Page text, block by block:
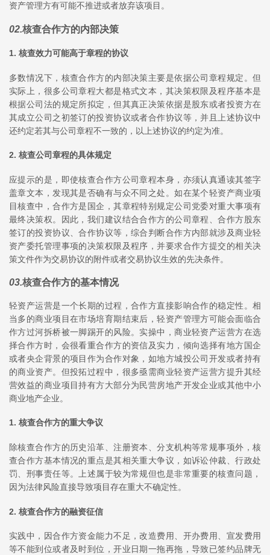
资产管理方有可能不推进或者放弃该项目。
02 核查合作方的内部决策
1. 核查效力可能高于章程的协议
多数情况下，核查合作方的内部决策主要是依据公司章程规定。但
实际上，很多公司章程大都是格式文本，其决策权限及程序基本是
根据公司法的规定所拟定，但其真正决策依据是股东或者投资方在
其成立公司之初签订的投资协议或者合作协议等，并且上述协议中
还约定若其与公司章程不一致的，以上述协议的约定为准。
2. 核查公司章程的具体规定
应提示的是，即使核查合作方公司章程本身，亦须认真通读其签字
盖章文本，发现其是否确有与众不同之处。如在某个轻资产商业项
目核查中，合作方是国企，其章程特别规定公司党委对重大事项有
最终决策权。因此，我们建议结合合作方的公司章程、合作方股东
签订的投资协议、合作协议等，综合判断合作方内部就涉及商业轻
资产委托管理事项的决策权限及程序，并要求合作方提交的相关决
策文件作为交易协议的附件或者交易协议生效的先决条件。
03.核查合作方的基本情况
轻资产运营是一个长期的过程，合作方直接影响合作的稳定性。相
当多的商业项目在市场培育期结束后，轻资产管理方可能会面临合
作方过河拆桥被一脚踢开的风险。实操中，商业轻资产运营方在选
择合作方时，会很看重合作方的资信及实力，倾向选择有地方国企
或者央企背景的项目作为合作对象，如地方城投公司开发或者持有
的商业资产。但投拓过程中，很多亟需商业轻资产运营方提升其经
营效益的商业项目持有方大部分为民营房地产开发企业或其他中小
商业地产企业。
1. 核查合作方的重大争议
除核查合作方的历史沿革、注册资本、分支机构等常规事项外，核
查合作方基本情况的重点是其相关重大争议，如诉讼仲裁、行政处
罚、刑事责任等。上述属于较为常规但也是非常重要的核查问题，
因为法律风险直接导致项目存在重大不确定性。
2. 核查合作方的融资征信
实践中，因合作方资金能力不足，改造费用、开办费用、宣发费用
等不能到位或者及时到位，开业日期一拖再拖，导致已签约品牌无